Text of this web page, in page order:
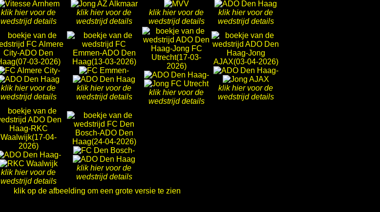
klik hier voor de
wedstrijd details
klik hier voor de
wedstrijd details
klik hier voor de
wedstrijd details
klik hier voor de
wedstrijd details
-
klik hier voor de
wedstrijd details
-
klik hier voor de
wedstrijd details
-
klik hier voor de
wedstrijd details
-
klik hier voor de
wedstrijd details
-
klik hier voor de
wedstrijd details
-
klik hier voor de
wedstrijd details
klik op de afbeelding om een grote versie te zien